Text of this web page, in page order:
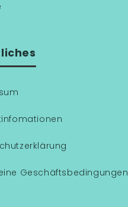
Geschäftsbedingungen